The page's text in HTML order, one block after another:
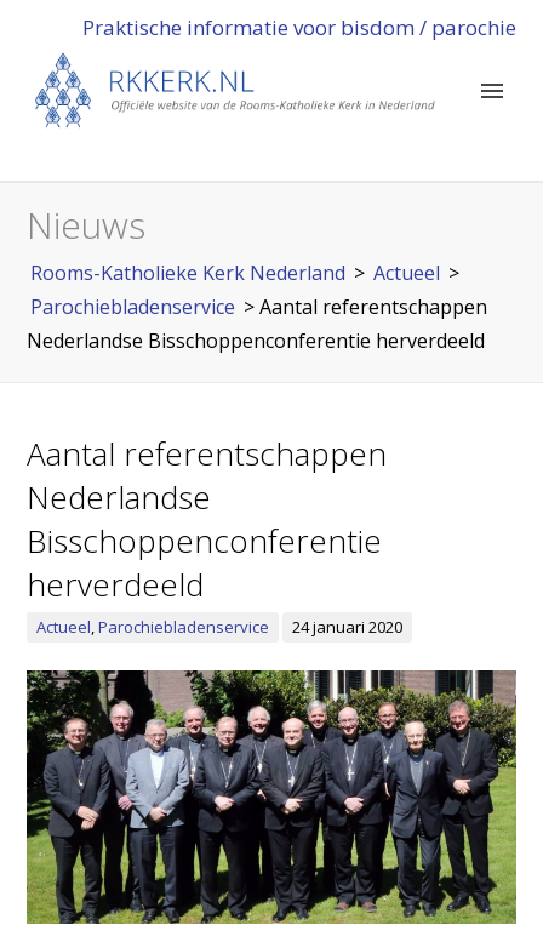
Praktische informatie voor bisdom / parochie
Nieuws
Rooms-Katholieke Kerk Nederland > Actueel >
Parochiebladenservice >Aantal referentschappen
Nederlandse Bisschoppenconferentie herverdeeld
Aantal referentschappen
Nederlandse
Bisschoppenconferentie
herverdeeld
Actueel,Parochiebladenservice 24 januari 2020